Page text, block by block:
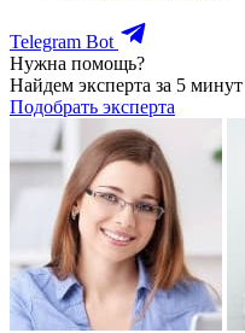
Telegram Bot
Нужна помощь?
Найдем эксперта за 5 минут
Подобрать эксперта